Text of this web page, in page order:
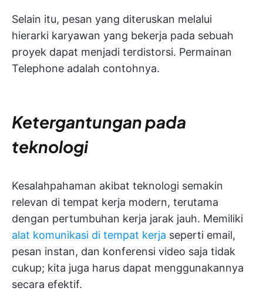
Selain itu, pesan yang diteruskan melalui
hierarki karyawan yang bekerja pada sebuah
proyek dapat menjadi terdistorsi. Permainan
Telephone adalah contohnya.
Ketergantungan pada
teknologi
Kesalahpahaman akibat teknologi semakin
relevan di tempat kerja modern, terutama
dengan pertumbuhan kerja jarak jauh. Memiliki
alat komunikasi di tempat kerja seperti email,
pesan instan, dan konferensi video saja tidak
cukup; kita juga harus dapat menggunakannya
secara efektif.